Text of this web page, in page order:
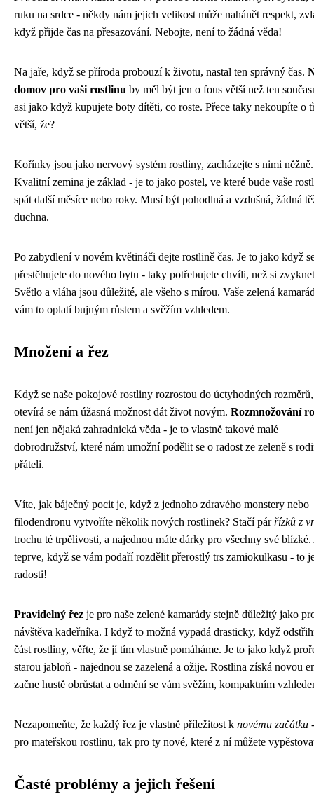
ruku na srdce - někdy nám jejich velikost může nahánět respekt,
když přijde čas na přesazování. Nebojte, není to žádná věda!
Na jaře, když se příroda probouzí k životu, nastal ten správný čas.
domov pro vaši rostlinu by měl být jen o fous větší než ten
asi jako když kupujete boty dítěti, co roste. Přece taky nekoupíte o
větší, že?
Kořínky jsou jako nervový systém rostliny, zacházejte s nimi něžně.
Kvalitní zemina je základ - je to jako postel, ve které bude vaše
spát další měsíce nebo roky. Musí být pohodlná a vzdušná, žádná
duchna.
Po zabydlení v novém květináči dejte rostlině čas. Je to jako když
přestěhujete do nového bytu - taky potřebujete chvíli, než si
Světlo a vláha jsou důležité, ale všeho s mírou. Vaše zelená
vám to oplatí bujným růstem a svěžím vzhledem.
Množení a řez
Když se naše pokojové rostliny rozrostou do úctyhodných rozměrů,
otevírá se nám úžasná možnost dát život novým. Rozmnožování
není jen nějaká zahradnická věda - je to vlastně takové malé
dobrodružství, které nám umožní podělit se o radost ze zeleně s
přáteli.
Víte, jak báječný pocit je, když z jednoho zdravého monstery nebo
filodendronu vytvoříte několik nových rostlinek? Stačí párřízků z
trochu té trpělivosti, a najednou máte dárky pro všechny své blízké.
teprve, když se vám podaří rozdělit přerostlý trs zamiokulkasu - to
radosti!
Pravidelný řez je pro naše zelené kamarády stejně důležitý jako
návštěva kadeřníka. I když to možná vypadá drasticky, když
část rostliny, věřte, že jí tím vlastně pomáháme. Je to jako když
starou jabloň - najednou se zazelená a ožije. Rostlina získá novou
začne hustě obrůstat a odmění se vám svěžím, kompaktním
Nezapomeňte, že každý řez je vlastně příležitost k novému začátku
pro mateřskou rostlinu, tak pro ty nové, které z ní můžete
Časté problémy a jejich řešení